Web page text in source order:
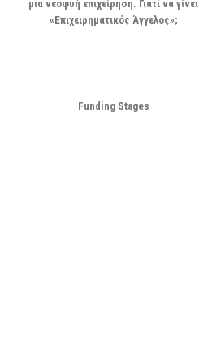
μια νεοφυή επιχείρηση. Γιατί να γίνει
«Επιχειρηματικός Άγγελος»;
Funding Stages